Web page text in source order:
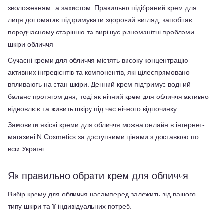
зволоженням та захистом. Правильно підібраний крем для
лиця допомагає підтримувати здоровий вигляд, запобігає
передчасному старінню та вирішує різноманітні проблеми
шкіри обличчя.
Сучасні креми для обличчя містять високу концентрацію
активних інгредієнтів та компонентів, які цілеспрямовано
впливають на стан шкіри. Денний крем підтримує водний
баланс протягом дня, тоді як нічний крем для обличчя активно
відновлює та живить шкіру під час нічного відпочинку.
Замовити якісні креми для обличчя можна онлайн в інтернет-
магазині N.Cosmetics за доступними цінами з доставкою по
всій Україні.
Як правильно обрати крем для обличчя
Вибір крему для обличчя насамперед залежить від вашого
типу шкіри та її індивідуальних потреб.